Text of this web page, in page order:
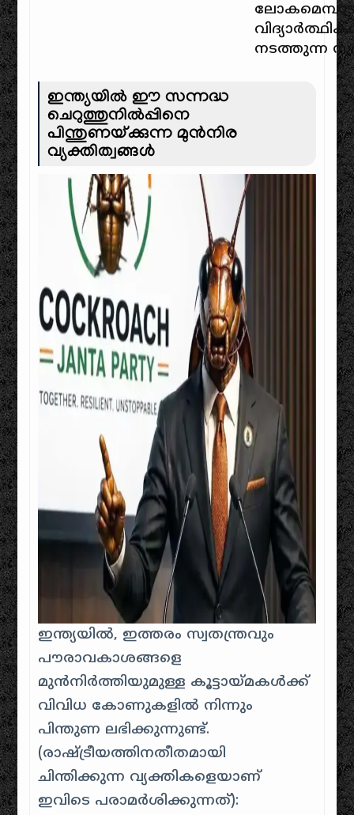
നടത്തുന്ന
ഇന്ത്യയിൽ ഈ സന്നദ്ധ
ചെറുത്തുനിൽപ്പിനെ
പിന്തുണയ്ക്കുന്ന മുൻനിര
വ്യക്തിത്വങ്ങൾ
ഇന്ത്യയിൽ, ഇത്തരം സ്വതന്ത്രവും
പൗരാവകാശങ്ങളെ
മുൻനിർത്തിയുമുള്ള കൂട്ടായ്മകൾക്ക്
വിവിധ കോണുകളിൽ നിന്നും
പിന്തുണ ലഭിക്കുന്നുണ്ട്.
(രാഷ്ട്രീയത്തിനതീതമായി
ചിന്തിക്കുന്ന വ്യക്തികളെയാണ്
ഇവിടെ പരാമർശിക്കുന്നത്):